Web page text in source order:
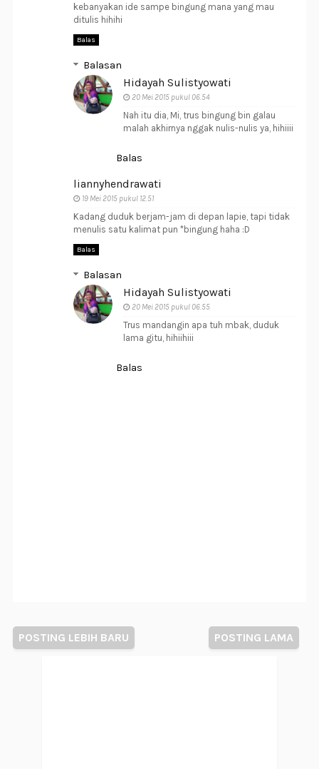
kebanyakan ide sampe bingung mana yang mau
ditulis hihihi
Balas
Balasan
Hidayah Sulistyowati
20 Mei 2015 pukul 06.54
Nah itu dia, Mi, trus bingung bin galau
malah akhirnya nggak nulis-nulis ya, hihiiii
Balas
liannyhendrawati
19 Mei 2015 pukul 12.51
Kadang duduk berjam-jam di depan lapie, tapi tidak
menulis satu kalimat pun *bingung haha :D
Balas
Balasan
Hidayah Sulistyowati
20 Mei 2015 pukul 06.55
Trus mandangin apa tuh mbak, duduk
lama gitu, hihiihiii
Balas
POSTING LEBIH BARU POSTING LAMA